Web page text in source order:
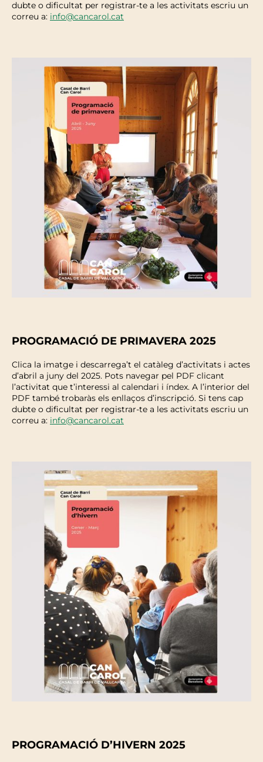
dubte o dificultat per registrar-te a les activitats escriu un
correu a: info@cancarol.cat
PROGRAMACIÓ DE PRIMAVERA 2025
Clica la imatge i descarrega’t el catàleg d’activitats i actes
d’abril a juny del 2025. Pots navegar pel PDF clicant
l’activitat que t’interessi al calendari i índex. A l’interior del
PDF també trobaràs els enllaços d’inscripció. Si tens cap
dubte o dificultat per registrar-te a les activitats escriu un
correu a: info@cancarol.cat
PROGRAMACIÓ D’HIVERN 2025